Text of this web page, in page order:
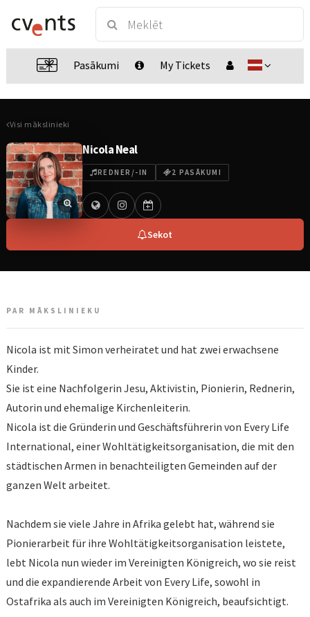
Pasākumi My Tickets
Visi mākslinieki
Nicola Neal
REDNER/-IN 2 PASĀKUMI
Sekot
PAR MĀKSLINIEKU
Nicola ist mit Simon verheiratet und hat zwei erwachsene
Kinder.
Sie ist eine Nachfolgerin Jesu, Aktivistin, Pionierin, Rednerin,
Autorin und ehemalige Kirchenleiterin.
Nicola ist die Gründerin und Geschäftsführerin von Every Life
International, einer Wohltätigkeitsorganisation, die mit den
städtischen Armen in benachteiligten Gemeinden auf der
ganzen Welt arbeitet.
Nachdem sie viele Jahre in Afrika gelebt hat, während sie
Pionierarbeit für ihre Wohltätigkeitsorganisation leistete,
lebt Nicola nun wieder im Vereinigten Königreich, wo sie reist
und die expandierende Arbeit von Every Life, sowohl in
Ostafrika als auch im Vereinigten Königreich, beaufsichtigt.